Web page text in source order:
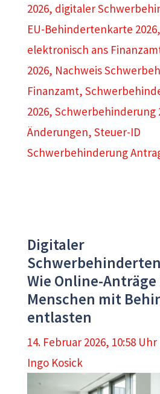
2026, digitaler
EU-Behindertenkarte 2026,
elektronisch ans
2026, Nachweis
Finanzamt,
2026, Schwerbehinderung
Änderungen, Steuer-ID
Schwerbehinderung
Digitaler
Wie Online-Anträge
Menschen mit
entlasten
14. Februar 2026, 10:58 Uhr
Ingo Kosick